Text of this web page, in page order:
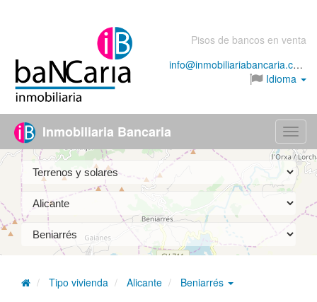
Pisos de bancos en venta
info@inmobiliariabancaria.com
Idioma
Menú
Inmobiliaria Bancaria
Tipo vivienda Alicante Beniarrés